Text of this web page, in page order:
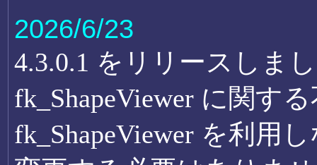
2026/6/23
4.3.0.1 をリリースしま
fk_ShapeViewer に関す
fk_ShapeViewer を利用